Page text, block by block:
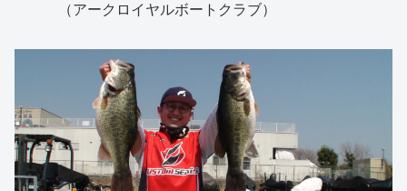
（アークロイヤルボートクラブ）